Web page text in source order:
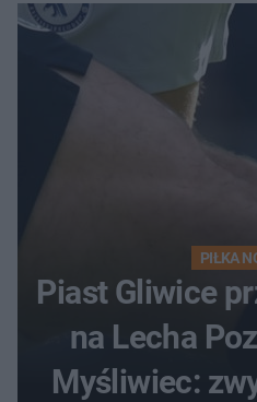
PIŁKA
Piast Gliwice
na Lecha
Myśliwiec: